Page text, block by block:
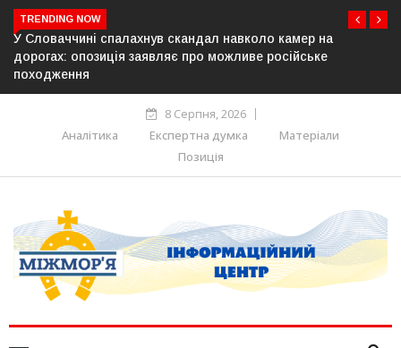
TRENDING NOW
на
У Молдові готують план дій на випадок
постачання газу до Придністров’я
8 Серпня, 2026
Аналітика
Експертна думка
Матеріали
Позиція